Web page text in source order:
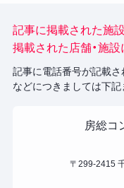
記事に掲載された施
掲載された店舗・施
記事に電話番号が記載さ
などにつきましては下記
房総コ
〒299-2415